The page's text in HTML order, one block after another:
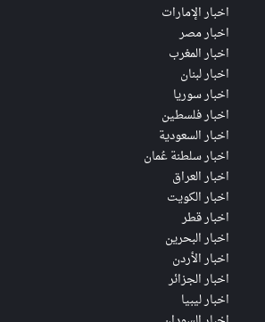
اخبار الإمارات
اخبار مصر
اخبار المغرب
اخبار لبنان
اخبار سوريا
اخبار فلسطين
اخبار السعودية
اخبار سلطنة عُمان
اخبار العراق
اخبار الكويت
اخبار قطر
اخبار البحرين
اخبار الأردن
اخبار الجزائر
اخبار ليبيا